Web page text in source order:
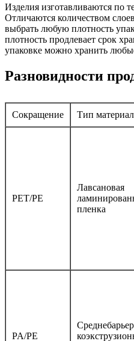
Изделия изготавливаются по
Отличаются количеством
выбрать любую плотность
плотность продлевает срок
упаковке можно хранить
Разновидности
Сокращение Тип
PET/PE
Лавсановая
пленка
PA/PE